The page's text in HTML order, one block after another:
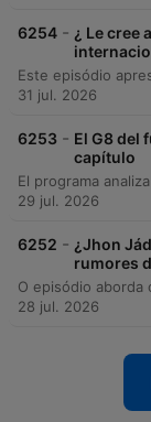
6254 - ¿ Le cree
31 jul. 2026
6253 - El G8 del
capítulo
29 jul. 2026
6252 - ¿Jhon
rumores
28 jul. 2026